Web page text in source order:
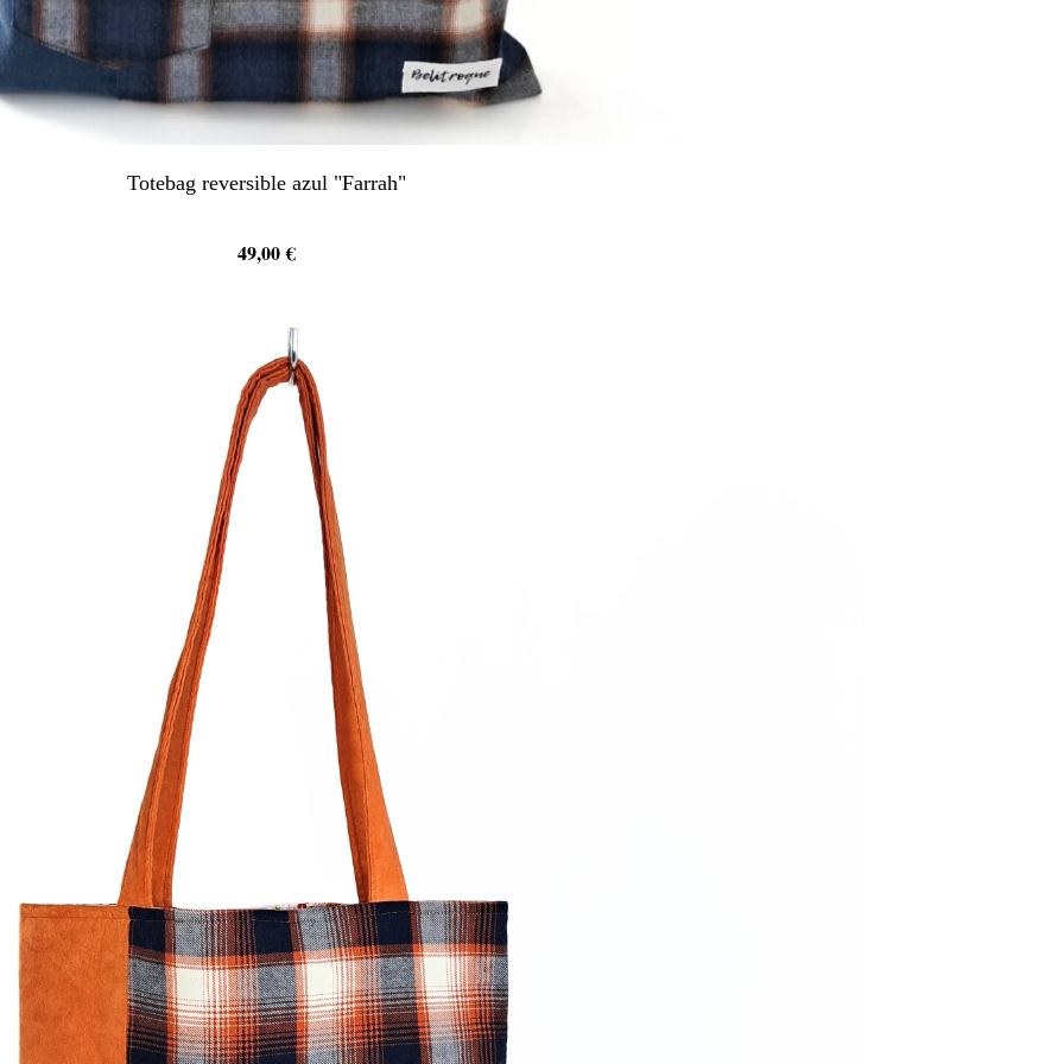
Totebag reversible azul "Farrah"
49,00€